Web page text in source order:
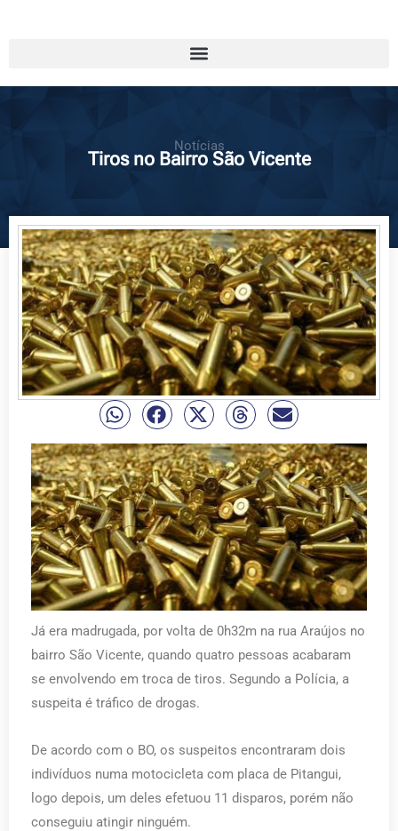
Notícias
Tiros no Bairro São Vicente
Já era madrugada, por volta de 0h32m na rua Araújos no
bairro São Vicente, quando quatro pessoas acabaram
se envolvendo em troca de tiros. Segundo a Polícia, a
suspeita é tráfico de drogas.
De acordo com o BO, os suspeitos encontraram dois
indivíduos numa motocicleta com placa de Pitangui,
logo depois, um deles efetuou 11 disparos, porém não
conseguiu atingir ninguém.